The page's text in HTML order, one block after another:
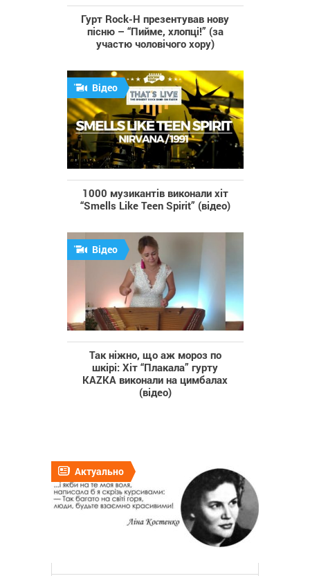
Гурт Rock-H презентував нову
пісню – “Пийме, хлопці!” (за
участю чоловічого хору)
Відео
1000 музикантів виконали хіт
“Smells Like Teen Spirit” (відео)
Відео
Так ніжно, що аж мороз по
шкірі: Хіт “Плакала” гурту
KAZKA виконали на цимбалах
(відео)
Актуально